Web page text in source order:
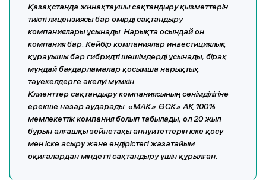
Қазақстанда жинақтаушы сақтандыру қызметтерін
тиісті лицензиясы бар өмірді сақтандыру
компаниялары ұсынады. Нарықта осындай он
компания бар. Кейбір компаниялар инвестициялық
құрауышы бар гибридті шешімдерді ұсынады, бірақ
мұндай бағдарламалар қосымша нарықтық
тәуекелдерге әкелуі мүмкін.
Клиенттер сақтандыру компаниясының сенімділігіне
ерекше назар аударады. «МАК» ӨСК» АҚ 100%
мемлекеттік компания болып табылады, ол 20 жыл
бұрын алғашқы зейнетақы аннуитеттерін іске қосу
мен іске асыру және өндірістегі жазатайым
оқиғалардан міндетті сақтандыру үшін құрылған.